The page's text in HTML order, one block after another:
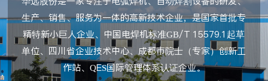
生产、销售、服务为一体的高新技术企业，是国家首批专
精特新小巨人企业、中国电焊机标准GB/T 15579.1起草
单位、四川省企业技术中心、成都市院士（专家）创新工
作站、QES国际管理体系认证企业。